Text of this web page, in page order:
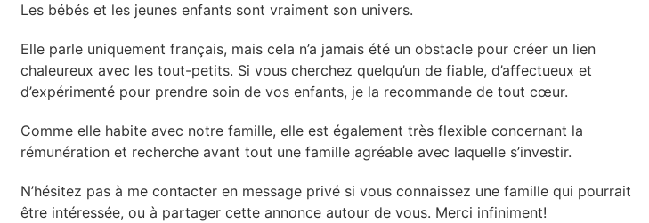
Les bébés et les jeunes enfants sont vraiment son univers.
Elle parle uniquement français, mais cela n’a jamais été un obstacle pour créer un lien
chaleureux avec les tout-petits. Si vous cherchez quelqu’un de fiable, d’affectueux et
d’expérimenté pour prendre soin de vos enfants, je la recommande de tout cœur.
Comme elle habite avec notre famille, elle est également très flexible concernant la
rémunération et recherche avant tout une famille agréable avec laquelle s’investir.
N’hésitez pas à me contacter en message privé si vous connaissez une famille qui pourrait
être intéressée, ou à partager cette annonce autour de vous. Merci infiniment!